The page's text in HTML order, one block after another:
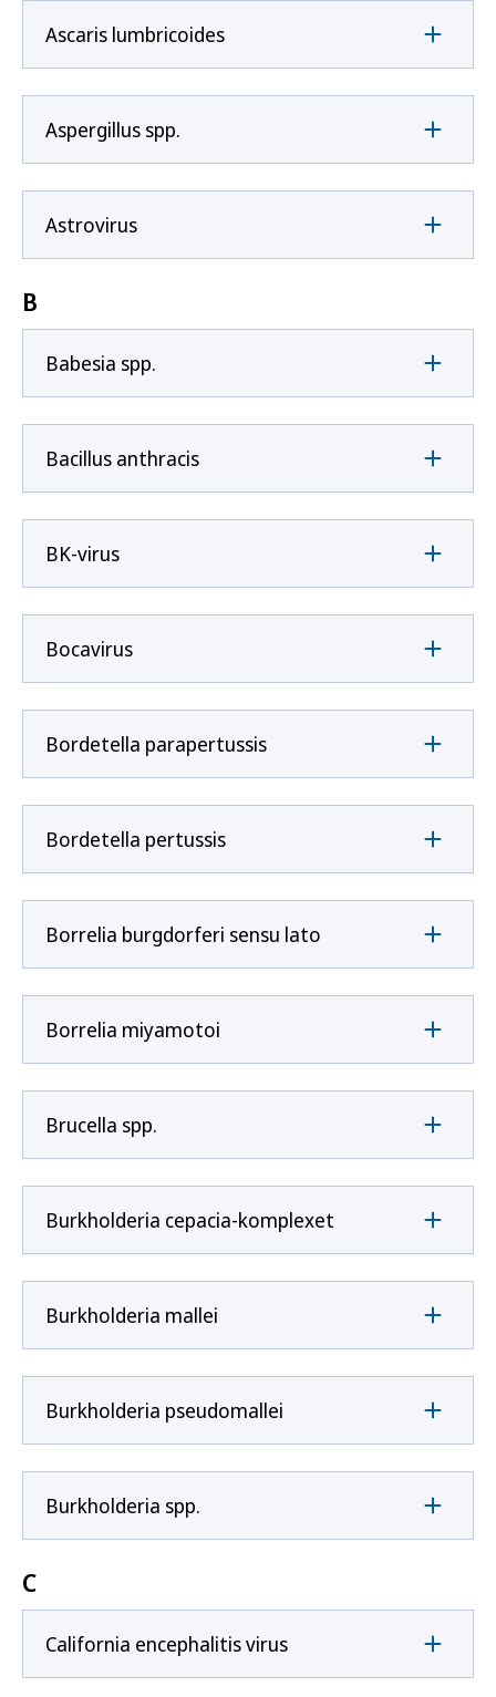
Ascaris lumbricoides
Aspergillus spp.
Astrovirus
B
Babesia spp.
Bacillus anthracis
BK-virus
Bocavirus
Bordetella parapertussis
Bordetella pertussis
Borrelia burgdorferi sensu lato
Borrelia miyamotoi
Brucella spp.
Burkholderia cepacia-komplexet
Burkholderia mallei
Burkholderia pseudomallei
Burkholderia spp.
C
California encephalitis virus